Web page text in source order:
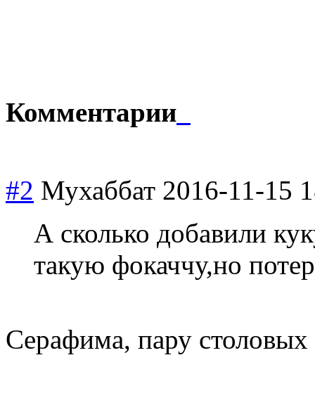
Комментарии
#2 Мухаббат 2016-11-15
А сколько добавили
такую фокаччу,но
Серафима, пару